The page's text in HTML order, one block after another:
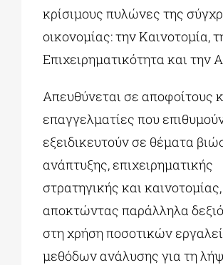
κρίσιμους πυλώνες της
οικονομίας: την Καινοτομία,
Επιχειρηματικότητα και την
Απευθύνεται σε αποφοίτους
επαγγελματίες που
εξειδικευτούν σε θέματα
ανάπτυξης, επιχειρηματικής
στρατηγικής και καινοτομίας,
αποκτώντας παράλληλα
στη χρήση ποσοτικών
μεθόδων ανάλυσης για τη